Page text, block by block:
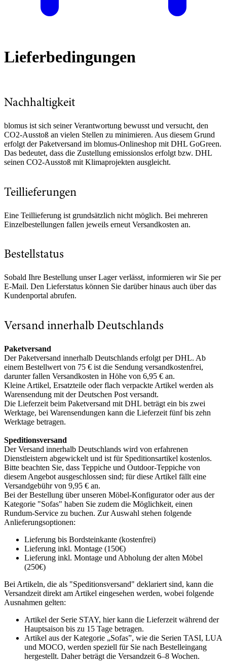
Lieferbedingungen
Nachhaltigkeit
blomus ist sich seiner Verantwortung bewusst und versucht, den
CO2-Ausstoß an vielen Stellen zu minimieren. Aus diesem Grund
erfolgt der Paketversand im blomus-Onlineshop mit DHL GoGreen.
Das bedeutet, dass die Zustellung emissionslos erfolgt bzw. DHL
seinen CO2-Ausstoß mit Klimaprojekten ausgleicht.
Teillieferungen
Eine Teillieferung ist grundsätzlich nicht möglich. Bei mehreren
Einzelbestellungen fallen jeweils erneut Versandkosten an.
Bestellstatus
Sobald Ihre Bestellung unser Lager verlässt, informieren wir Sie per
E-Mail. Den Lieferstatus können Sie darüber hinaus auch über das
Kundenportal abrufen.
Versand innerhalb Deutschlands
Paketversand
Der Paketversand innerhalb Deutschlands erfolgt per DHL. Ab
einem Bestellwert von 75 € ist die Sendung versandkostenfrei,
darunter fallen Versandkosten in Höhe von 6,95 € an.
Kleine Artikel, Ersatzteile oder flach verpackte Artikel werden als
Warensendung mit der Deutschen Post versandt.
Die Lieferzeit beim Paketversand mit DHL beträgt ein bis zwei
Werktage, bei Warensendungen kann die Lieferzeit fünf bis zehn
Werktage betragen.
Speditionsversand
Der Versand innerhalb Deutschlands wird von erfahrenen
Dienstleistern abgewickelt und ist für Speditionsartikel kostenlos.
Bitte beachten Sie, dass Teppiche und Outdoor-Teppiche von
diesem Angebot ausgeschlossen sind; für diese Artikel fällt eine
Versandgebühr von 9,95 € an.
Bei der Bestellung über unseren Möbel-Konfigurator oder aus der
Kategorie "Sofas" haben Sie zudem die Möglichkeit, einen
Rundum-Service zu buchen. Zur Auswahl stehen folgende
Anlieferungsoptionen:
Lieferung bis Bordsteinkante (kostenfrei)
Lieferung inkl. Montage (150€)
Lieferung inkl. Montage und Abholung der alten Möbel
(250€)
Bei Artikeln, die als "Speditionsversand" deklariert sind, kann die
Versandzeit direkt am Artikel eingesehen werden, wobei folgende
Ausnahmen gelten:
Artikel der Serie STAY, hier kann die Lieferzeit während der
Hauptsaison bis zu 15 Tage betragen.
Artikel aus der Kategorie „Sofas”, wie die Serien TASI, LUA
und MOCO, werden speziell für Sie nach Bestelleingang
hergestellt. Daher beträgt die Versandzeit 6–8 Wochen.